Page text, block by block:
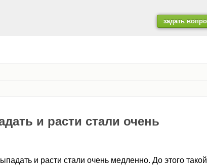
и расти стали очень
и расти стали очень медленно. До этого такой